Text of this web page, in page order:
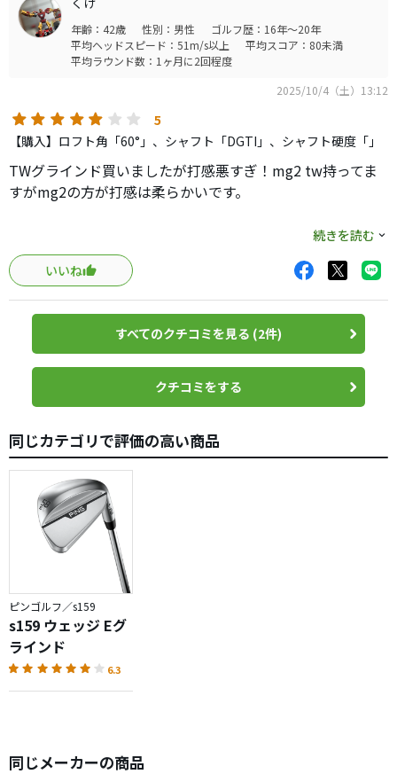
3本衝動買いしてしまいました。
あらゆる技に対応
60はロブショットが開かなくても打ちやすい
物凄い切れ味
スピンは歴代最高にかかります。
タイガーはこれで多彩な技を出してるんだと
スピン以外ほぼ無いです。
悪い点
25cだからかフェイスノーメッキなのに
打感がかなり固い
芯がすんごく狭く感じる
タイガー・ウッズファン以外はスルーで
良いと思います。
私もオブジェ決定です。
改めてボーケイ様の凄さを痛感しました。
年齢：42歳 性別：男性
ゴルフ歴：16年～20年
平均ヘッドスピード：51m/s以上
平均スコア：80未満
平均ラウンド数：1ヶ月に2回程度
2025/10/4（土）13:12
5
【購入】ロフト角「60°」、シャフト「DGTI」、シャフト硬度「」
TWグラインド買いましたが打感悪すぎ！mg2 tw持ってま
すがmg2の方が打感は柔らかいです。
フォージドになったのでかなり期待していたのに無駄金で
した。
ただ高いだけのぼったくり商品だと思います。
続きを読む
いいね
すべてのクチコミを見る (2件)
クチコミをする
同じカテゴリで評価の高い商品
ピンゴルフ／s159
s159 ウェッジ Eグ
ラインド
6.3
同じメーカーの商品